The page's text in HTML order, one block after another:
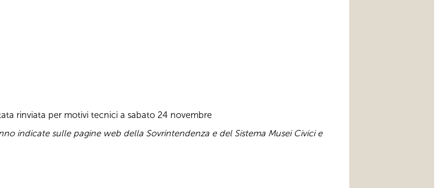
rinviata per motivi tecnici a sabato 24 novembre
indicate sulle pagine web della Sovrintendenza e del Sistema Musei Civici e